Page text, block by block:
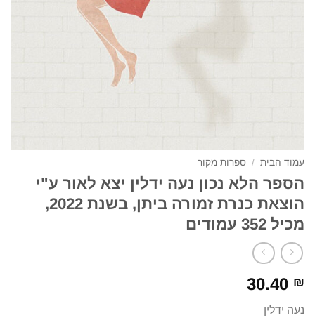
עמוד הבית / ספרות מקור
הספר הלא נכון נעה ידלין יצא לאור ע"י
הוצאת כנרת זמורה ביתן, בשנת 2022,
מכיל 352 עמודים
30.40 ₪
נעה ידלין